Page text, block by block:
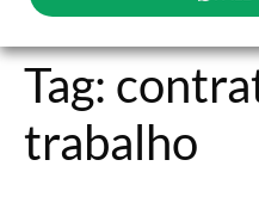
Tag:
trabalho